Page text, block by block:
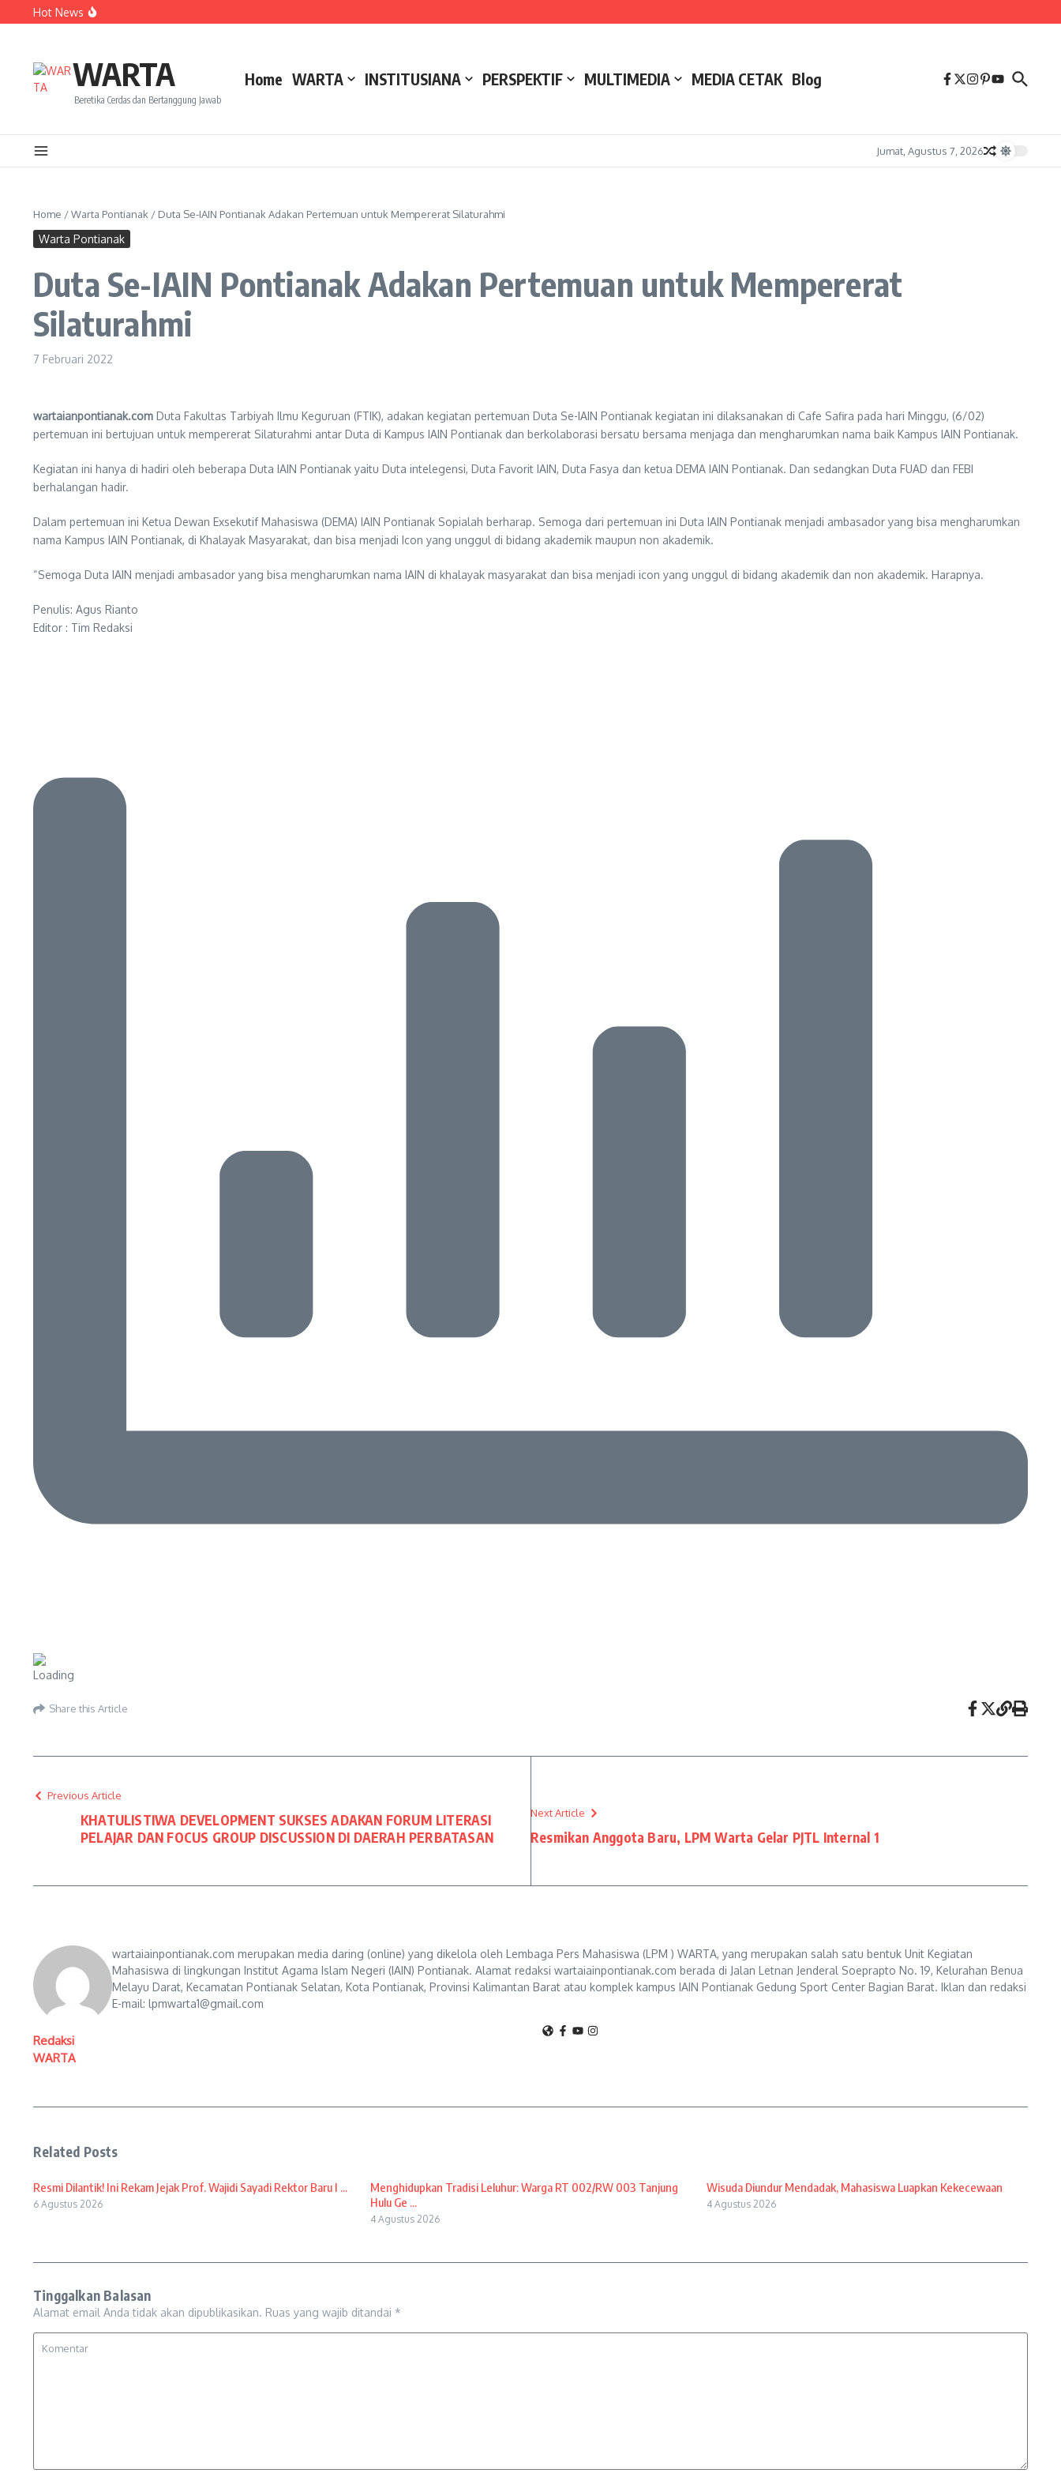
Lewati ke konten
Hot News
Amanah Baru Arskal Salim untuk Kemajuan IAIN Pontianak
WARTA
Beretika Cerdas dan Bertanggung Jawab
Home WARTA INSTITUSIANA PERSPEKTIF MULTIMEDIA MEDIA CETAK Blog
Jumat, Agustus 7, 2026
Home /Warta Pontianak / Duta Se-IAIN Pontianak Adakan Pertemuan untuk Mempererat Silaturahmi
Warta Pontianak
Duta Se-IAIN Pontianak Adakan Pertemuan untuk Mempererat
Silaturahmi
7 Februari 2022
wartaianpontianak.com Duta Fakultas Tarbiyah Ilmu Keguruan (FTIK), adakan kegiatan pertemuan Duta Se-IAIN Pontianak kegiatan ini dilaksanakan di Cafe Safira pada hari Minggu, (6/02)
pertemuan ini bertujuan untuk mempererat Silaturahmi antar Duta di Kampus IAIN Pontianak dan berkolaborasi bersatu bersama menjaga dan mengharumkan nama baik Kampus IAIN Pontianak.
Kegiatan ini hanya di hadiri oleh beberapa Duta IAIN Pontianak yaitu Duta intelegensi, Duta Favorit IAIN, Duta Fasya dan ketua DEMA IAIN Pontianak. Dan sedangkan Duta FUAD dan FEBI
berhalangan hadir.
Dalam pertemuan ini Ketua Dewan Exsekutif Mahasiswa (DEMA) IAIN Pontianak Sopialah berharap. Semoga dari pertemuan ini Duta IAIN Pontianak menjadi ambasador yang bisa mengharumkan
nama Kampus IAIN Pontianak, di Khalayak Masyarakat, dan bisa menjadi Icon yang unggul di bidang akademik maupun non akademik.
“Semoga Duta IAIN menjadi ambasador yang bisa mengharumkan nama IAIN di khalayak masyarakat dan bisa menjadi icon yang unggul di bidang akademik dan non akademik. Harapnya.
Penulis: Agus Rianto
Editor : Tim Redaksi
Share this Article
Previous Article
KHATULISTIWA DEVELOPMENT SUKSES ADAKAN FORUM LITERASI
PELAJAR DAN FOCUS GROUP DISCUSSION DI DAERAH PERBATASAN
Next Article
Resmikan Anggota Baru, LPM Warta Gelar PJTL Internal 1
Redaksi
WARTA
wartaiainpontianak.com merupakan media daring (online) yang dikelola oleh Lembaga Pers Mahasiswa (LPM ) WARTA, yang merupakan salah satu bentuk Unit Kegiatan
Mahasiswa di lingkungan Institut Agama Islam Negeri (IAIN) Pontianak. Alamat redaksi wartaiainpontianak.com berada di Jalan Letnan Jenderal Soeprapto No. 19, Kelurahan Benua
Melayu Darat, Kecamatan Pontianak Selatan, Kota Pontianak, Provinsi Kalimantan Barat atau komplek kampus IAIN Pontianak Gedung Sport Center Bagian Barat. Iklan dan redaksi
E-mail: lpmwarta1@gmail.com
Related Posts
Resmi Dilantik! Ini Rekam Jejak Prof. Wajidi Sayadi Rektor Baru I ...
6 Agustus 2026
Menghidupkan Tradisi Leluhur: Warga RT 002/RW 003 Tanjung
Hulu Ge ...
4 Agustus 2026
Wisuda Diundur Mendadak, Mahasiswa Luapkan Kekecewaan
4 Agustus 2026
Tinggalkan Balasan
Alamat email Anda tidak akan dipublikasikan. Ruas yang wajib ditandai *